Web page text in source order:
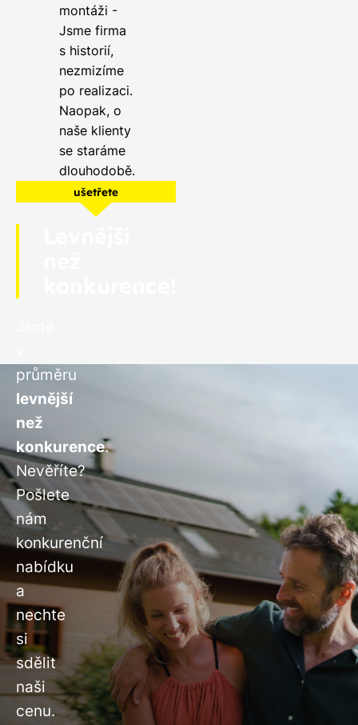
montáži -
Jsme firma
s historií,
nezmizíme
po realizaci.
Naopak, o
naše klienty
se staráme
dlouhodobě.
ušetřete
průměru
levnější
než
konkurence.
Nevěříte?
Pošlete
nám
konkurenční
nabídku
a
nechte
si
sdělit
naši
cenu.